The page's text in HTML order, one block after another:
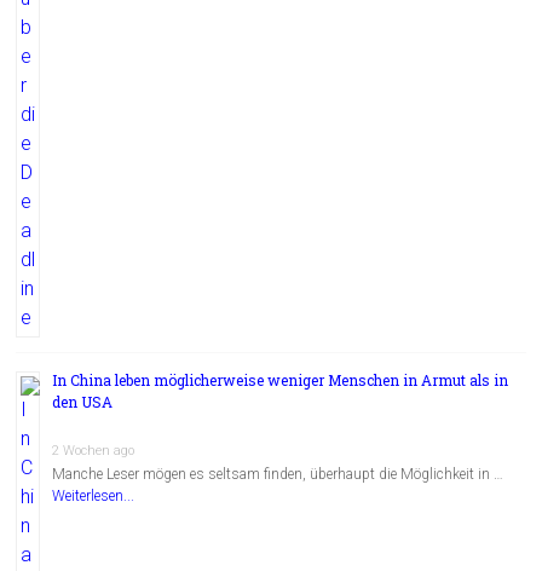
In China leben möglicherweise weniger Menschen in Armut als in
den USA
2 Wochen ago
Manche Leser mögen es seltsam finden, überhaupt die Möglichkeit in …
Weiterlesen...